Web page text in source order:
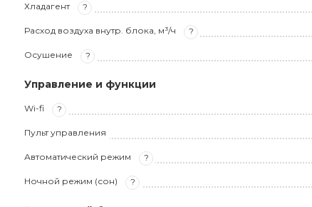
Хладагент ?
Расход воздуха внутр. блока, м³/ч ?
Осушение ?
Управление и функции
Wi-fi ?
Пульт управления
Автоматический режим ?
Ночной режим (сон) ?